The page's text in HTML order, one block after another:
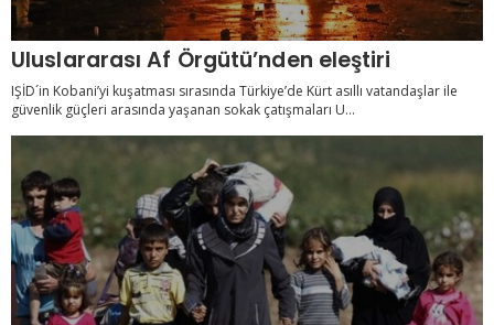
Uluslararası Af Örgütü’nden eleştiri
IŞİD´in Kobani’yi kuşatması sırasında Türkiye’de Kürt asıllı vatandaşlar ile
güvenlik güçleri arasında yaşanan sokak çatışmaları U...